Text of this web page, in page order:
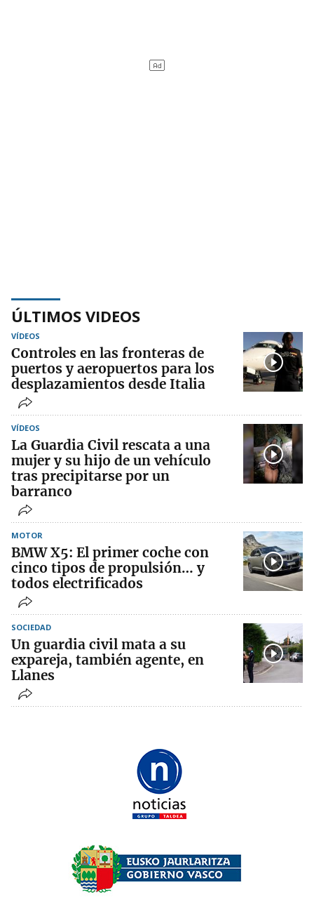
ÚLTIMOS VIDEOS
VÍDEOS
Controles en las fronteras de
puertos y aeropuertos para los
desplazamientos desde Italia
VÍDEOS
La Guardia Civil rescata a una
mujer y su hijo de un vehículo
tras precipitarse por un
barranco
MOTOR
BMW X5: El primer coche con
cinco tipos de propulsión… y
todos electrificados
SOCIEDAD
Un guardia civil mata a su
expareja, también agente, en
Llanes